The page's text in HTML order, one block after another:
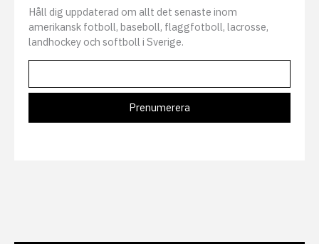
Håll dig uppdaterad om allt det senaste inom
amerikansk fotboll, baseboll, flaggfotboll, lacrosse,
landhockey och softboll i Sverige.